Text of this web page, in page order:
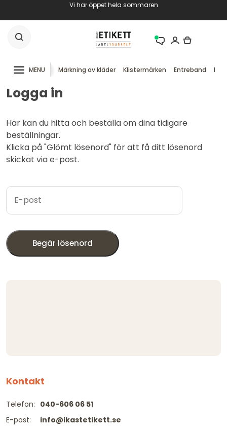
Vi har öppet hela sommaren
MENU Märkning av kläder Klistermärken Entreband RFID
Logga in
Här kan du hitta och beställa om dina tidigare
beställningar.
Klicka på "Glömt lösenord" för att få ditt lösenord
skickat via e-post.
Begär lösenord
Kontakt
Telefon:
E-post:
040-606 06 51
info@ikastetikett.se